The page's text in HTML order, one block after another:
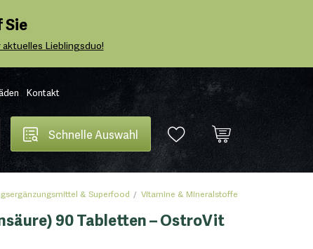
Lieblingsduo!
Kontakt
Schnelle Auswahl
& Superfood Vitamine & Mineralstoffe
90 Tabletten – OstroVit